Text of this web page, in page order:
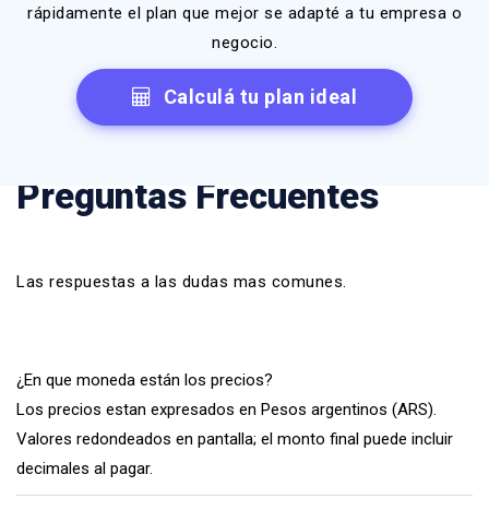
rápidamente el plan que mejor se adapté a tu empresa o
negocio.
Calculá tu plan ideal
Preguntas Frecuentes
Las respuestas a las dudas mas comunes.
¿En que moneda están los precios?
Los precios estan expresados en Pesos argentinos (ARS).
Valores redondeados en pantalla; el monto final puede incluir
decimales al pagar.